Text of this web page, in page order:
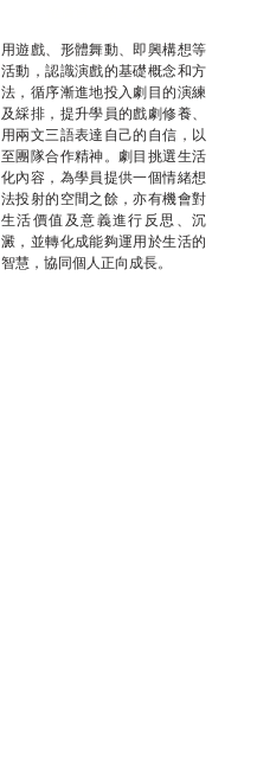
用遊戲、形體舞動、即興構想等
活動，認識演戲的基礎概念和方
法，循序漸進地投入劇目的演練
及綵排，提升學員的戲劇修養、
用兩文三語表達自己的自信，以
至團隊合作精神。劇目挑選生活
化內容，為學員提供一個情緒想
法投射的空間之餘，亦有機會對
生活價值及意義進行反思、沉
澱，並轉化成能夠運用於生活的
智慧，協同個人正向成長。